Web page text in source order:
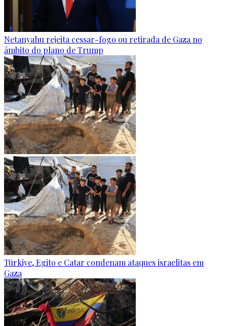
Netanyahu rejeita cessar-fogo ou retirada de Gaza no
âmbito do plano de Trump
Türkiye, Egito e Catar condenam ataques israelitas em
Gaza